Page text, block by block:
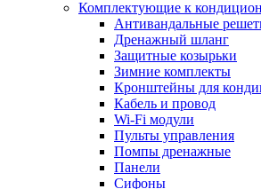
Комплектующие к
Антивандальные
Дренажный шланг
Защитные козырьки
Зимние комплекты
Кронштейны для
Кабель и провод
Wi-Fi модули
Пульты управления
Помпы дренажные
Панели
Сифоны